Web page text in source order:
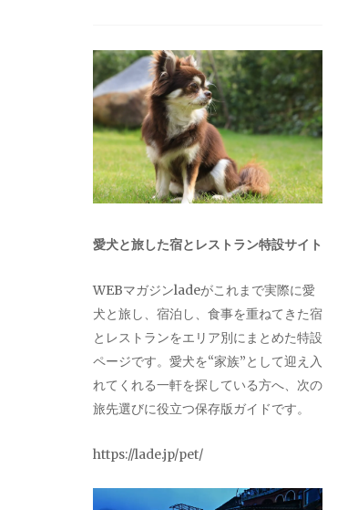
愛犬と旅した宿とレストラン特設サイト
WEBマガジンladeがこれまで実際に愛
犬と旅し、宿泊し、食事を重ねてきた宿
とレストランをエリア別にまとめた特設
ページです。愛犬を“家族”として迎え入
れてくれる一軒を探している方へ、次の
旅先選びに役立つ保存版ガイドです。
https://lade.jp/pet/